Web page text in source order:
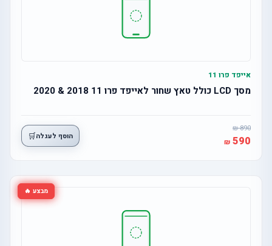
אייפד פרו 11
מסך LCD כולל טאץ שחור לאייפד פרו 11 2018 & 2020
890
590 הוסף לעגלה🛒
מבצע 🔥